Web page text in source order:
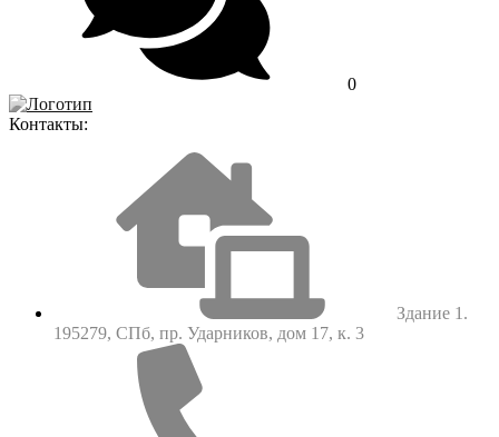
0
Контакты:
Здание 1.
195279, СПб, пр. Ударников, дом 17, к. 3